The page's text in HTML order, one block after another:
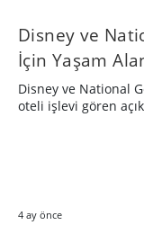
Disney ve
İçin Yaşam
Disney ve National
oteli işlevi gören
4 ay önce